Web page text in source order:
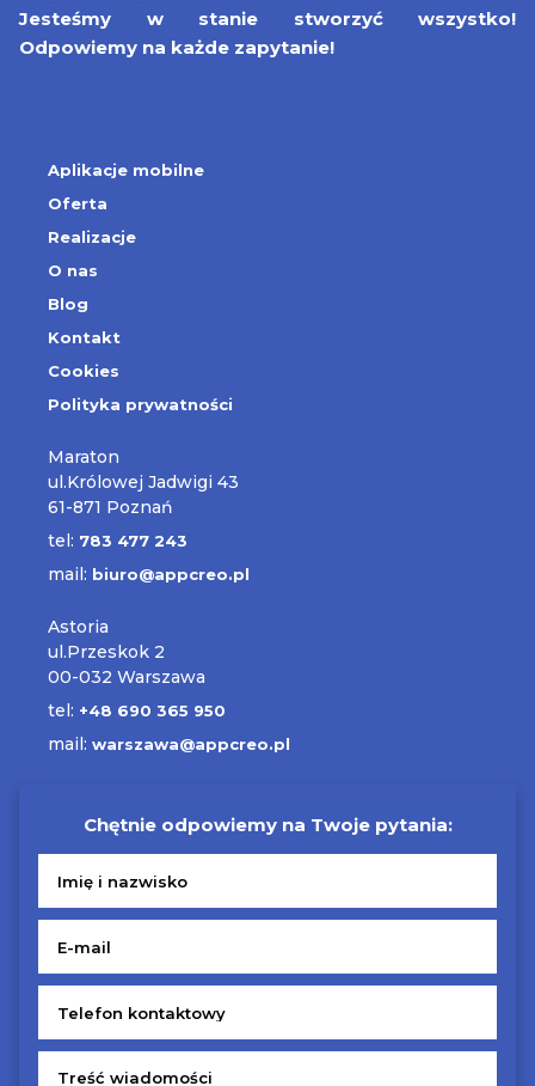
Jesteśmy w stanie stworzyć wszystko!
Odpowiemy na każde zapytanie!
Aplikacje mobilne
Oferta
Realizacje
O nas
Blog
Kontakt
Cookies
Polityka prywatności
Maraton
ul.Królowej Jadwigi 43
61-871 Poznań
tel: 783 477 243
mail: biuro@appcreo.pl
Astoria
ul.Przeskok 2
00-032 Warszawa
tel: +48 690 365 950
mail: warszawa@appcreo.pl
Chętnie odpowiemy na Twoje pytania: